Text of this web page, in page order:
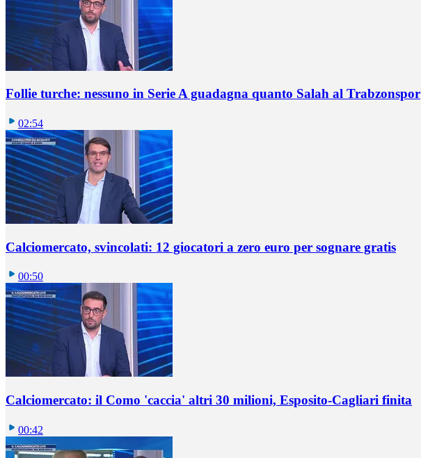
Follie turche: nessuno in Serie A guadagna quanto Salah al Trabzonspor
02:54
Calciomercato, svincolati: 12 giocatori a zero euro per sognare gratis
00:50
Calciomercato: il Como 'caccia' altri 30 milioni, Esposito-Cagliari finita
00:42